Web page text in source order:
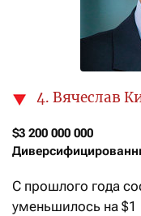
4. Вячеслав
$3 200 000 000
С прошлого года
уменьшилось на